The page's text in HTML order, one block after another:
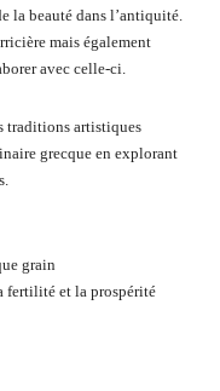
la beauté dans l’antiquité.
mais également
avec celle-ci.
traditions artistiques
grecque en explorant
grain
fertilité et la prospérité